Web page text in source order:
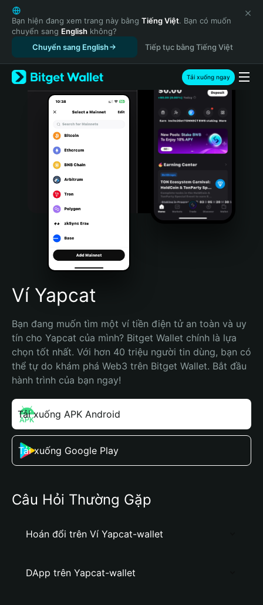
English
日本語
Tiếng Việt
Русский
Español (Latinoamérica)
Türkçe
Italiano
Português (Portugal)
Bahasa Indonesia
Português (Brasil)
Español (Argentina)
Bạn hiện đang xem trang này bằng Tiếng Việt. Bạn có muốn
chuyển sang English không?
Chuyển sang English
Tiếp tục bằng Tiếng Việt
Tải xuống ngay
Ví Yapcat
Bạn đang muốn tìm một ví tiền điện tử an toàn và uy
tín cho Yapcat của mình? Bitget Wallet chính là lựa
chọn tốt nhất. Với hơn 40 triệu người tin dùng, bạn có
thể tự do khám phá Web3 trên Bitget Wallet. Bắt đầu
hành trình của bạn ngay!
Tải xuống APK Android
Tải xuống Google Play
Câu Hỏi Thường Gặp
Hoán đổi trên Ví Yapcat-wallet
DApp trên Yapcat-wallet